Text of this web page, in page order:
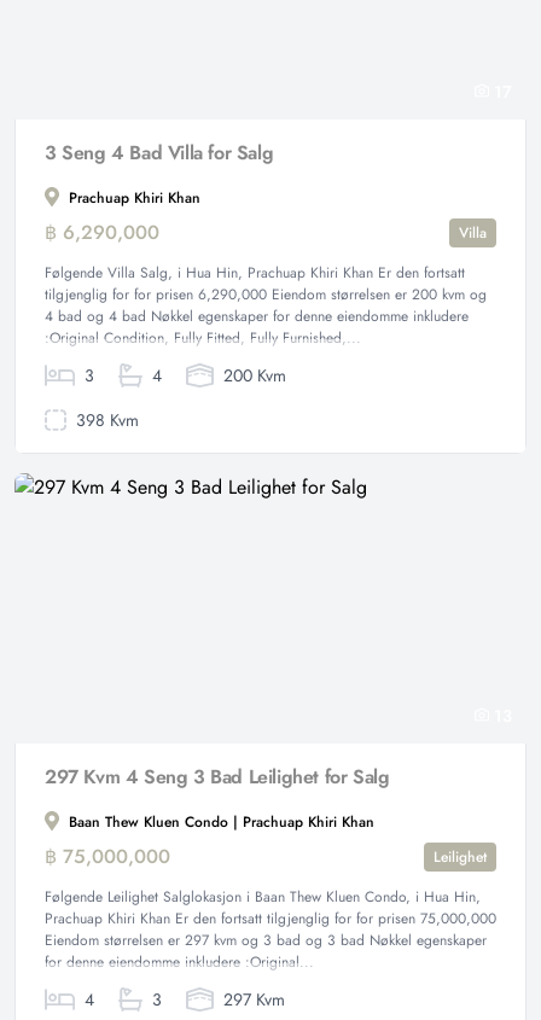
3 Seng 4 Bad Villa for Salg
Prachuap Khiri Khan
฿ 6,290,000
Villa
Følgende Villa Salg, i Hua Hin, Prachuap Khiri Khan Er den fortsatt
tilgjenglig for for prisen 6,290,000 Eiendom størrelsen er 200 kvm og
4 bad og 4 bad Nøkkel egenskaper for denne eiendomme inkludere
:Original Condition, Fully Fitted, Fully Furnished,...
3 4
200 Kvm
398 Kvm
297 Kvm 4 Seng 3 Bad Leilighet for Salg
Baan Thew Kluen Condo | Prachuap Khiri Khan
฿ 75,000,000
Leilighet
Følgende Leilighet Salglokasjon i Baan Thew Kluen Condo, i Hua Hin,
Prachuap Khiri Khan Er den fortsatt tilgjenglig for for prisen 75,000,000
Eiendom størrelsen er 297 kvm og 3 bad og 3 bad Nøkkel egenskaper
for denne eiendomme inkludere :Original...
4 3 297 Kvm